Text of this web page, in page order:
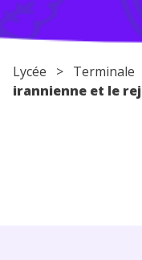
Conseils pour les
Lycée > Terminale
irannienne et le